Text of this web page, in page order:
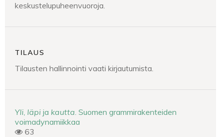
keskustelupuheenvuoroja.
TILAUS
Tilausten hallinnointi vaati kirjautumista.
Yli läpi ja kautta . Suomen grammirakenteiden
voimadynamiikkaa
63